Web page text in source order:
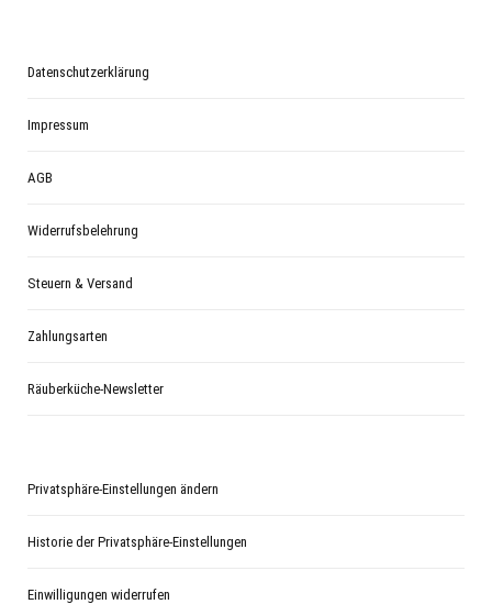
Datenschutzerklärung
Impressum
AGB
Widerrufsbelehrung
Steuern & Versand
Zahlungsarten
Räuberküche-Newsletter
Privatsphäre-Einstellungen ändern
Historie der Privatsphäre-Einstellungen
Einwilligungen widerrufen